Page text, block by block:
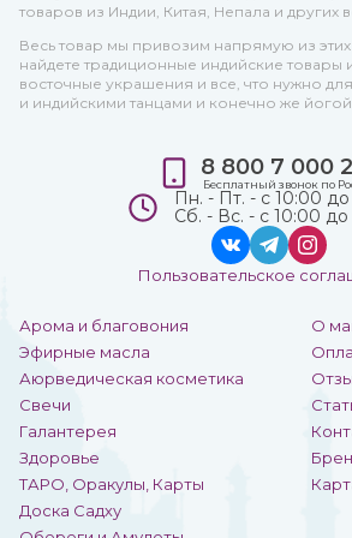
товаров из Индии, Китая, Непала и других
Весь товар мы привозим напрямую из этих
найдете традиционные индийские товары
восточные украшения и все, что нужно
и индийскими танцами и конечно же
Арома и благовония
Эфирные масла
Аюрведическая косметика
Свечи
Галантерея
Здоровье
ТАРО, Оракулы, Карты
Доска Садху
О
8 800 7 000
Бесплатный звонок по
Пн. - Пт. - с 10:00 до
Сб. - Вс. - с 10:00 до
Пользовательское